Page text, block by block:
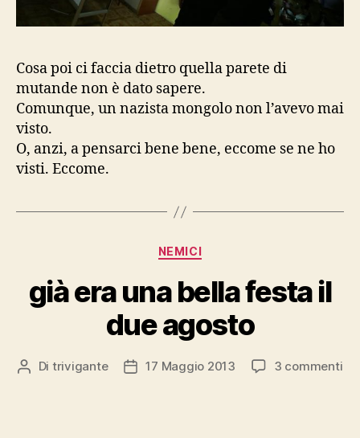
Cosa poi ci faccia dietro quella parete di
mutande non è dato sapere.
Comunque, un nazista mongolo non l’avevo mai
visto.
O, anzi, a pensarci bene bene, eccome se ne ho
visti. Eccome.
Categorie
NEMICI
già era una bella festa il
due agosto
Autore
Di trivigante
Data17 Maggio 2013 3 commentisu